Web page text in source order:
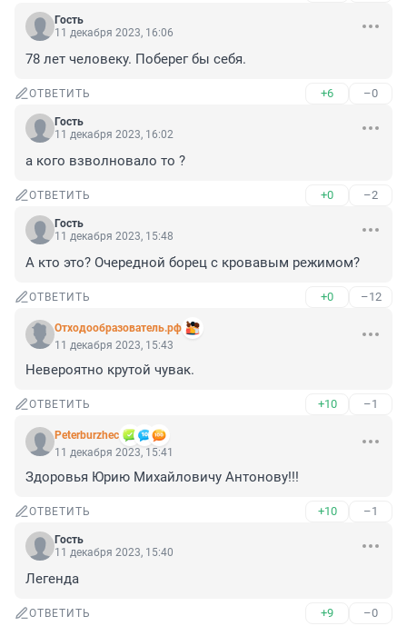
Гость
11 декабря 2023, 16:06
78 лет человеку. Поберег бы себя.
ОТВЕТИТЬ +6 –0
Гость
11 декабря 2023, 16:02
а кого взволновало то ?
ОТВЕТИТЬ +0 –2
Гость
11 декабря 2023, 15:48
А кто это? Очередной борец с кровавым режимом?
ОТВЕТИТЬ +0 –12
Отходообразователь.рф
11 декабря 2023, 15:43
Невероятно крутой чувак.
ОТВЕТИТЬ +10 –1
Peterburzhec
11 декабря 2023, 15:41
Здоровья Юрию Михайловичу Антонову!!!
ОТВЕТИТЬ +10 –1
Гость
11 декабря 2023, 15:40
Легенда
ОТВЕТИТЬ +9 –0